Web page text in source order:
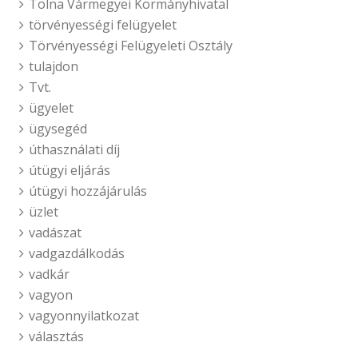
Tolna Vármegyei Kormányhivatal
törvényességi felügyelet
Törvényességi Felügyeleti Osztály
tulajdon
Tvt.
ügyelet
ügysegéd
úthasználati díj
útügyi eljárás
útügyi hozzájárulás
üzlet
vadászat
vadgazdálkodás
vadkár
vagyon
vagyonnyilatkozat
választás